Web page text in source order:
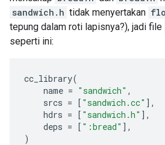
sandwich.h tidak menyertakan
tepung dalam roti lapisnya?), jadi file
seperti ini:
cc_library(
name = "sandwich" ,
srcs = [ "sandwich.cc" ],
hdrs = [ "sandwich.h" ],
deps = [ ":bread" ],
)